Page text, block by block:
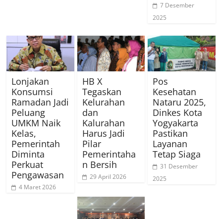
7 Desember
2025
Lonjakan
Konsumsi
Ramadan Jadi
Peluang
UMKM Naik
Kelas,
Pemerintah
Diminta
Perkuat
Pengawasan
4 Maret 2026
HB X
Tegaskan
Kelurahan
dan
Kalurahan
Harus Jadi
Pilar
Pemerintaha
n Bersih
29 April 2026
Pos
Kesehatan
Nataru 2025,
Dinkes Kota
Yogyakarta
Pastikan
Layanan
Tetap Siaga
31 Desember
2025